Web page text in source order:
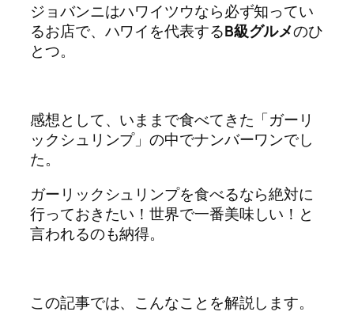
ジョバンニはハワイツウなら必ず知ってい
るお店で、ハワイを代表するB級グルメのひ
とつ。
感想として、いままで食べてきた「ガーリ
ックシュリンプ」の中でナンバーワンでし
た。
ガーリックシュリンプを食べるなら絶対に
行っておきたい！世界で一番美味しい！ と
言われるのも納得。
この記事では、こんなことを解説します。